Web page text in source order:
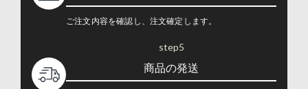
ご注文内容を確認し、注文確定します。
step5
商品の発送